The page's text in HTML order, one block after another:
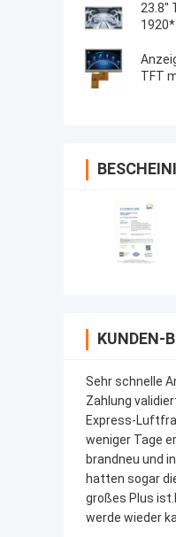
23.8"
TFT
KUNDEN-
Sehr schnelle
Zahlung
Express-
weniger Tage
brandneu und
hatten sogar
großes Plus
werde wieder